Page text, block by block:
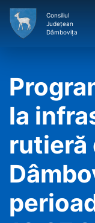
Consiliul
Județean
Dâmbovița
la
rutieră